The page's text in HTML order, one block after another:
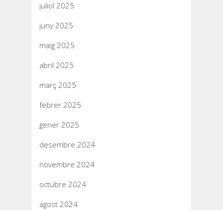
juliol 2025
juny 2025
maig 2025
abril 2025
març 2025
febrer 2025
gener 2025
desembre 2024
novembre 2024
octubre 2024
agost 2024